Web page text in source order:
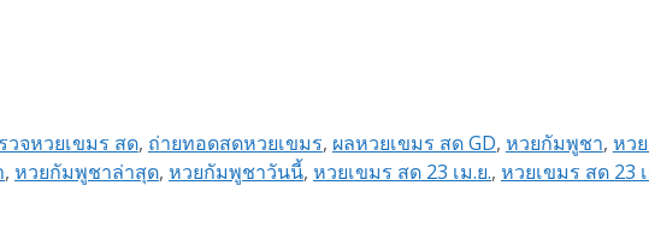
วจหวยเขมร สด, ถ่ายทอดสดหวยเขมร, ผลหวยเขมร สด GD, หวยกัมพูชา, หว
, หวยกัมพูชาล่าสุด, หวยกัมพูชาวันนี้, หวยเขมร สด 23 เม.ย., หวยเขมร สด 23